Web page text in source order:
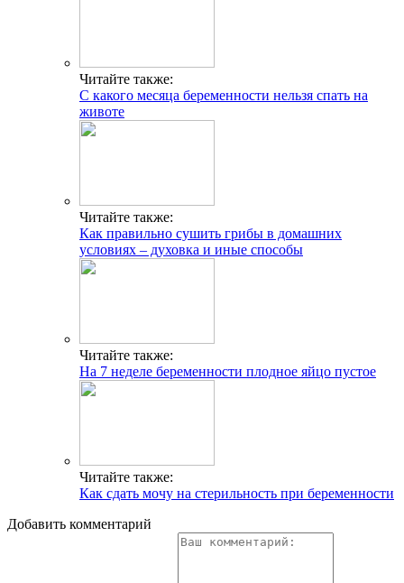
Читайте также:
С какого месяца беременности нельзя спать на
животе
Читайте также:
Как правильно сушить грибы в домашних
условиях – духовка и иные способы
Читайте также:
На 7 неделе беременности плодное яйцо пустое
Читайте также:
Как сдать мочу на стерильность при беременности
Добавить комментарий